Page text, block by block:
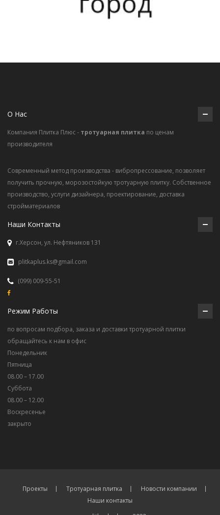
О Нас
Компания Плитка Плюс - тротуарная плитка по ценам
производителя
Современный метод производства - вибропрессование, позволяет
получить прочную, морозостойкую тротуарную плитку. Собственное
производство, услуги дизайнера, проектирование, доставка
стройматериалов
Наши Контакты
г.Херсон, ул. Нефтяников 131
plitkaplus.ks@gmail.com
(099) 009-55-51
Режим Работы
по вопросам подбора, заказа и доставки тротуарной плитки
обращайтесь к нам в офис
Понедельник
Пятница
08.00 – 17.00
Суббота
08.00 – 12.00
Воскресенье
закрыто
Проекты Тротуарная плитка
Новости компании
Наши контакты